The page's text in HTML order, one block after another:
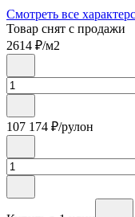
Смотреть все
Товар снят с продажи
2614 ₽/м2
107 174 ₽/рулон